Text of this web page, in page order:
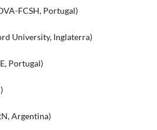
FCSH, Portugal)
University, Inglaterra)
Portugal)
Argentina)